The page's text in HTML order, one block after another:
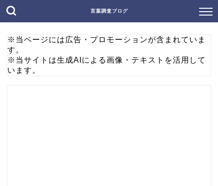
言葉調査ブログ
※当ページには広告・プロモーションが含まれていま
す。
※当サイトは生成AIによる画像・テキストを活用して
います。